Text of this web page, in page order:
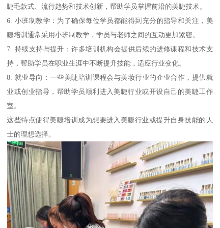
睫毛款式、流行趋势和技术创新，帮助学员掌握前沿的美睫技术。
6. 小班制教学：为了确保每位学员都能得到充分的指导和关注，美
睫培训通常采用小班制教学，学员与老师之间的互动更加紧密。
7. 持续支持与提升：许多培训机构会提供后续的进修课程和技术支
持，帮助学员在职业生涯中不断提升技能，适应行业变化。
8. 就业导向：一些美睫培训课程会与美妆行业的企业合作，提供就
业或创业指导，帮助学员顺利进入美睫行业或开设自己的美睫工作
室。
这些特点使得美睫培训成为想要进入美睫行业或提升自身技能的人
士的理想选择。